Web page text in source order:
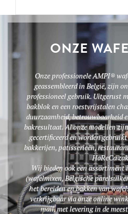
ONZE
Onze professionele AMPI®
geassembleerd in België, zijn
professioneel gebruik. Uitgerust
bakblok en een roestvrijstalen
duurzaamheid, betrouwbaarheid
bakresultaat. Al onze modellen
gecertificeerd en worden
bakkerijen, patisserieën,
HoReCa
Wij bieden ook een assortiment
(wafelmixen, Belgische
het bereiden en bakken van
verkrijgbaar via onze online
mail, met levering in de